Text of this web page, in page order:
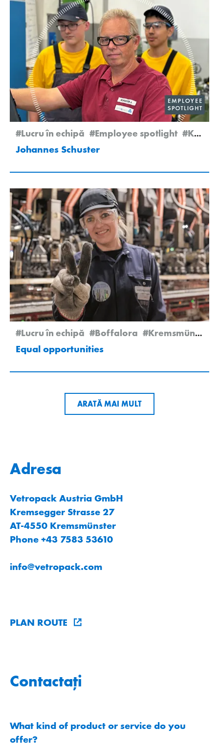
#Lucru în echipă #Employee spotlight #Kremsmünster
Johannes Schuster
#Lucru în echipă #Boffalora #Kremsmünster
Equal opportunities
ARATĂ MAI MULT
Adresa
Vetropack Austria GmbH
Kremsegger Strasse 27
AT-4550 Kremsmünster
Phone +43 7583 53610
info@vetropack.com
PLAN ROUTE
Contactați
What kind of product or service do you
offer?